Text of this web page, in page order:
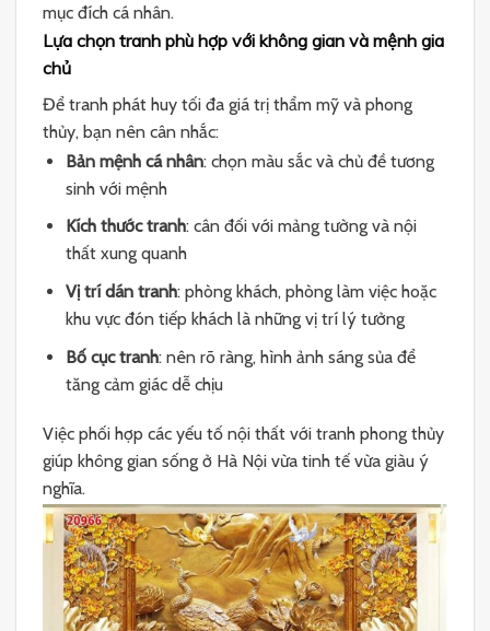
mục đích cá nhân.
Lựa chọn tranh phù hợp với không gian và mệnh gia
chủ
Để tranh phát huy tối đa giá trị thẩm mỹ và phong
thủy, bạn nên cân nhắc:
Bản mệnh cá nhân: chọn màu sắc và chủ đề tương
sinh với mệnh
Kích thước tranh: cân đối với mảng tường và nội
thất xung quanh
Vị trí dán tranh: phòng khách, phòng làm việc hoặc
khu vực đón tiếp khách là những vị trí lý tưởng
Bố cục tranh: nên rõ ràng, hình ảnh sáng sủa để
tăng cảm giác dễ chịu
Việc phối hợp các yếu tố nội thất với tranh phong thủy
giúp không gian sống ở Hà Nội vừa tinh tế vừa giàu ý
nghĩa.